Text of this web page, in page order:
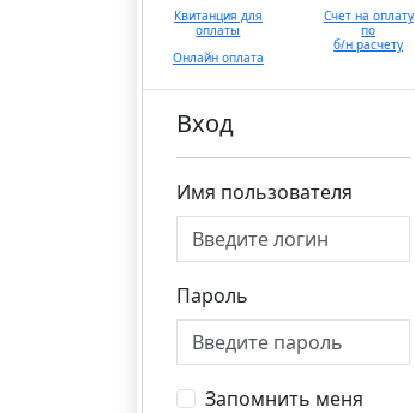
Квитанция для
оплаты
Онлайн оплата
Счет на оплату
по
б/н расчету
Вход
Имя пользователя
Пароль
Запомнить меня